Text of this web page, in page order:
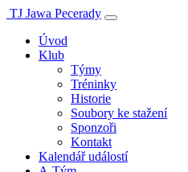
TJ Jawa Pecerady
Úvod
Klub
Týmy
Tréninky
Historie
Soubory ke stažení
Sponzoři
Kontakt
Kalendář událostí